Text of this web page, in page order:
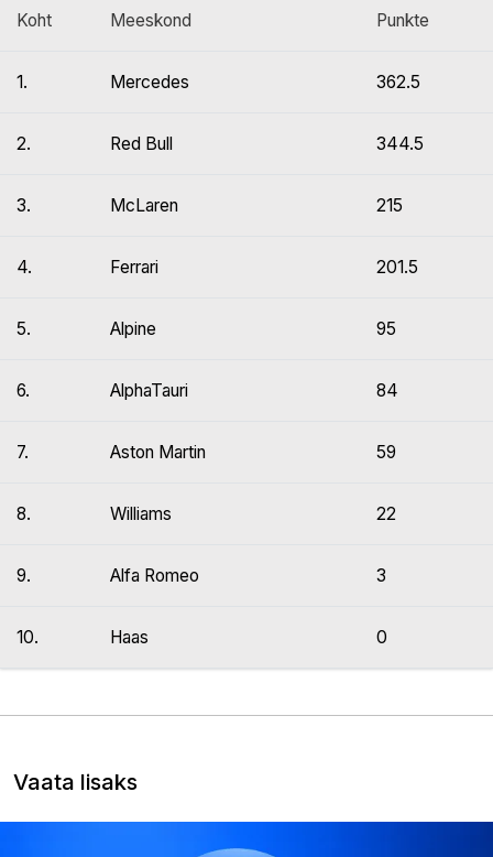
Koht Meeskond Punkte
1. Mercedes 362.5
2. Red Bull 344.5
3. McLaren 215
4. Ferrari 201.5
5. Alpine 95
6. AlphaTauri 84
7. Aston Martin 59
8. Williams 22
9. Alfa Romeo 3
10. Haas 0
Vaata lisaks